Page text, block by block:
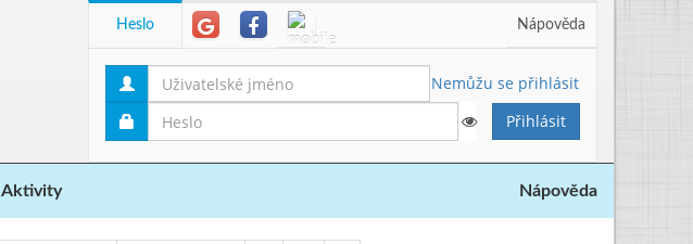
Heslo Nápověda
Nemůžu se přihlásit
Aktivity Nápověda